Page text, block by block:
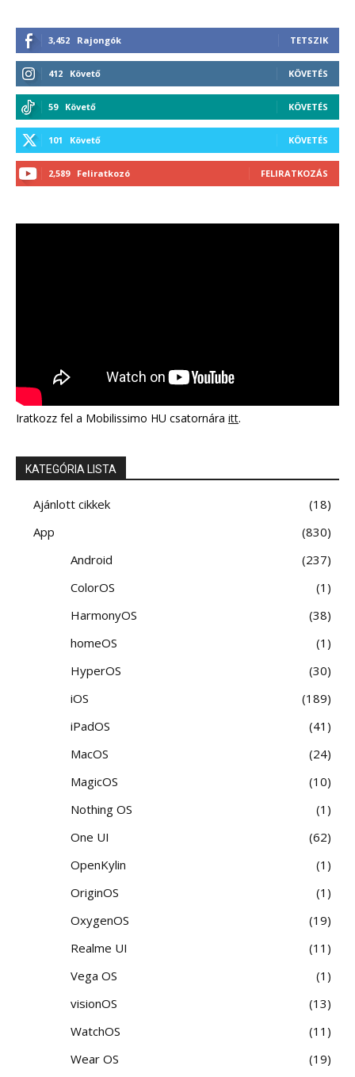
3,452 Rajongók TETSZIK
412 Követő KÖVETÉS
59 Követő KÖVETÉS
101 Követő KÖVETÉS
2,589 Feliratkozó FELIRATKOZÁS
Iratkozz fel a Mobilissimo HU csatornára itt.
KATEGÓRIA LISTA
Ajánlott cikkek
18
App
830
Android
237
ColorOS
1
HarmonyOS
38
homeOS
1
HyperOS
30
iOS
189
iPadOS
41
MacOS
24
MagicOS
10
Nothing OS
1
One UI
62
OpenKylin
1
OriginOS
1
OxygenOS
19
Realme UI
11
Vega OS
1
visionOS
13
WatchOS
11
Wear OS
19